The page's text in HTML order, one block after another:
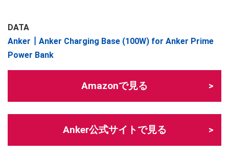
DATA
Anker┃Anker Charging Base (100W) for Anker Prime
Power Bank
Amazonで見る
Anker公式サイトで見る